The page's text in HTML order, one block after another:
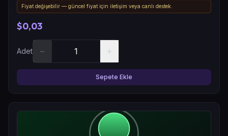
Fiyat değişebilir — güncel fiyat için iletişim veya canlı destek.
$0,03
Adet − +
Sepete Ekle